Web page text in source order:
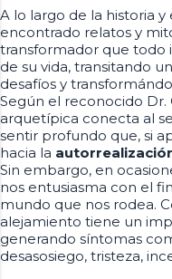
A lo largo de la historia
encontrado relatos y
transformador que todo
de su vida, transitando
desafíos y
Según el reconocido Dr.
arquetípica conecta al
sentir profundo que, si
hacia la
Sin embargo, en
nos entusiasma con el
mundo que nos rodea.
alejamiento tiene un
generando síntomas
desasosiego, tristeza,